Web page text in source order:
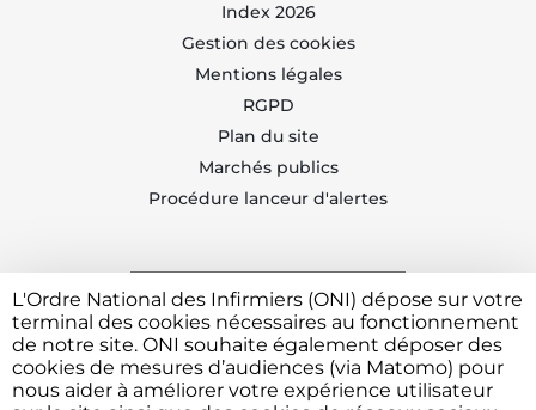
Index 2026
Gestion des cookies
Mentions légales
RGPD
Plan du site
Marchés publics
Procédure lanceur d'alertes
Trouvez votre CDOI
Contacter l'ONI
L'Ordre National des Infirmiers (ONI) dépose sur votre
terminal des cookies nécessaires au fonctionnement
de notre site. ONI souhaite également déposer des
cookies de mesures d’audiences (via Matomo) pour
nous aider à améliorer votre expérience utilisateur